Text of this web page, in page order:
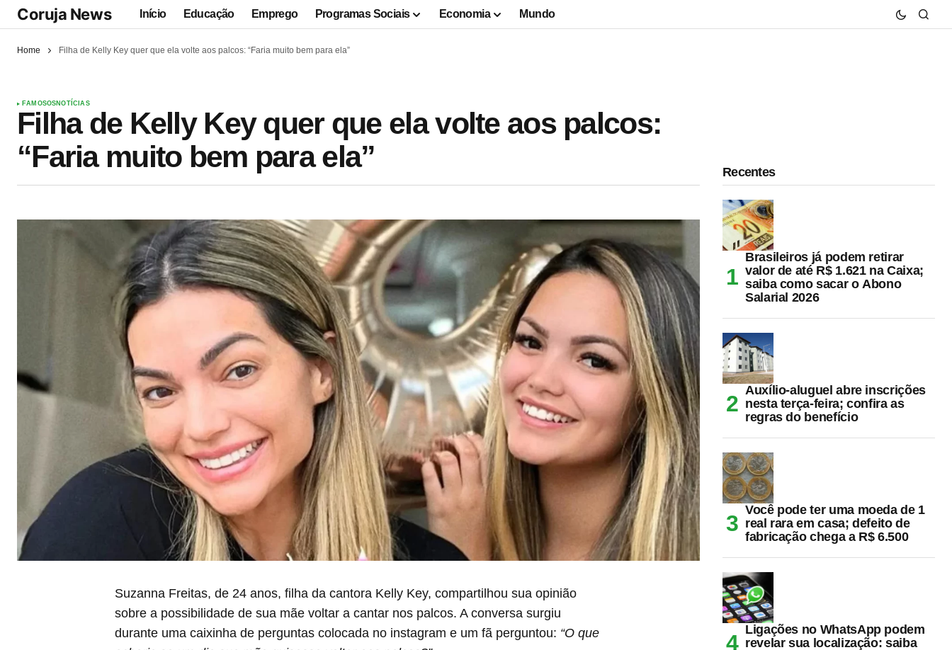
Coruja News Início Educação Emprego Programas Sociais Economia Mundo
Home Filha de Kelly Key quer que ela volte aos palcos: “Faria muito bem para ela”
FAMOSOSNOTÍCIAS
Filha de Kelly Key quer que ela volte aos palcos:
“Faria muito bem para ela”
Suzanna Freitas, de 24 anos, filha da cantora Kelly Key, compartilhou sua opinião
sobre a possibilidade de sua mãe voltar a cantar nos palcos. A conversa surgiu
durante uma caixinha de perguntas colocada no instagram e um fã perguntou: “O que
Recentes
Brasileiros já podem retirar
valor de até R$ 1.621 na Caixa;
saiba como sacar o Abono
Salarial 2026
Auxílio-aluguel abre inscrições
nesta terça-feira; confira as
regras do benefício
Você pode ter uma moeda de 1
real rara em casa; defeito de
fabricação chega a R$ 6.500
Ligações no WhatsApp podem
revelar sua localização: saiba